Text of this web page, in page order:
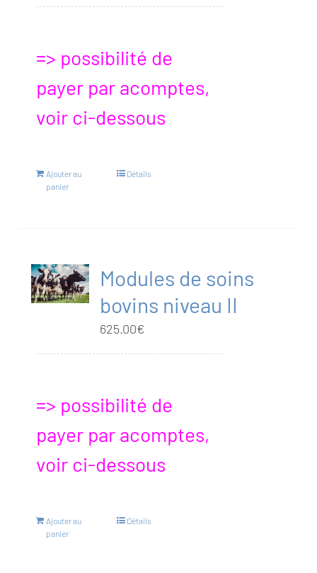
=> possibilité de
payer par acomptes,
voir ci-dessous
Ajouter au
panier
Détails
Modules de soins
bovins niveau II
625.00€
=> possibilité de
payer par acomptes,
voir ci-dessous
Ajouter au
panier
Détails